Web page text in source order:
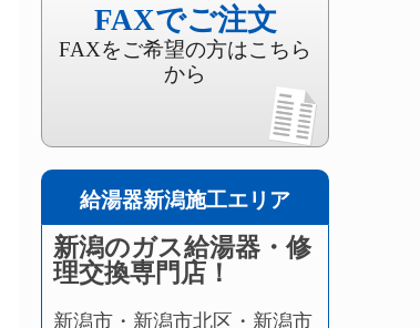
FAXでご注文
FAXをご希望の方はこちら
から
給湯器新潟施工エリア
新潟のガス給湯器・修
理交換専門店！
新潟市・新潟市北区・新潟市